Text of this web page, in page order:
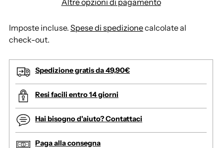
Imposte incluse. Spese di spedizionecalcolate al
check-out.
Spedizione gratis da 49,90€
Resi facili entro 14 giorni
Hai bisogno d'aiuto? Contattaci
Paga alla consegna